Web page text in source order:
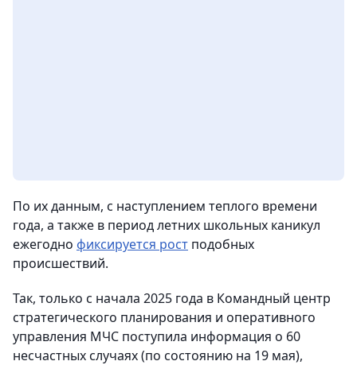
По их данным, с наступлением теплого времени
года, а также в период летних школьных каникул
ежегодно фиксируется рост подобных
происшествий.
Так, только с начала 2025 года в Командный центр
стратегического планирования и оперативного
управления МЧС поступила информация о 60
несчастных случаях (по состоянию на 19 мая),